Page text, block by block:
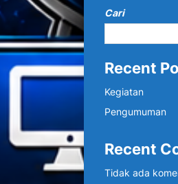
Cari
Recent
Kegiatan
Pengumuman
Recent
Tidak ada